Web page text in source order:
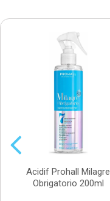
Acidif Prohall Milagre
Obrigatorio 200ml